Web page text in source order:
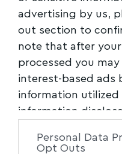
advertising by us,
out section to
note that after
processed you
interest-based ads
information utilized
information
of the further
Personal Data
Opt Outs